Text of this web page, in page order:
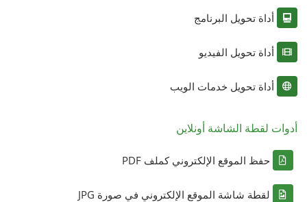
أداة تحويل البرنامج
أداة تحويل الفيديو
أداة تحويل خدمات الويب
أدوات لقطة الشاشة أونلاين
حفظ الموقع الإلكتروني كملف PDF
لقطة شاشة الموقع الإلكتروني في صورة JPG